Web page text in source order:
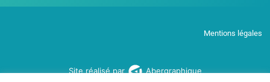
Mentions légales
Site réalisé par Abergraphique